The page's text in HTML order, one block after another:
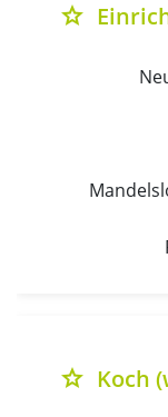
grade
grade Koch